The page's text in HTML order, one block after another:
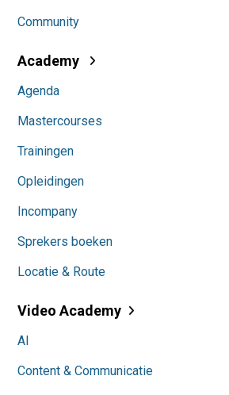
Community
Academy
Agenda
Mastercourses
Trainingen
Opleidingen
Incompany
Sprekers boeken
Locatie & Route
Video Academy
AI
Content & Communicatie